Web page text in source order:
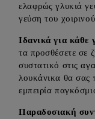
ελαφρώς γλυκιά
γεύση του
Ιδανικά για κάθε
τα προσθέσετε σε
συστατικό στις
λουκάνικα θα σας
εμπειρία
Παραδοσιακή